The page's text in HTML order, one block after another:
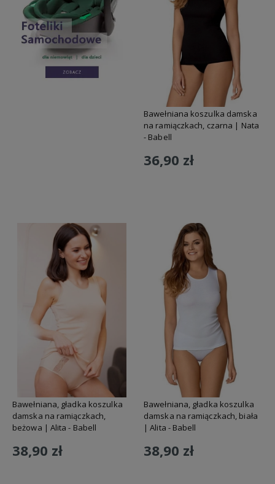
Bawełniana koszulka damska
na ramiączkach, czarna | Nata
- Babell
36,90 zł
Bawełniana, gładka koszulka
damska na ramiączkach,
beżowa | Alita - Babell
38,90 zł
Bawełniana, gładka koszulka
damska na ramiączkach, biała
| Alita - Babell
38,90 zł